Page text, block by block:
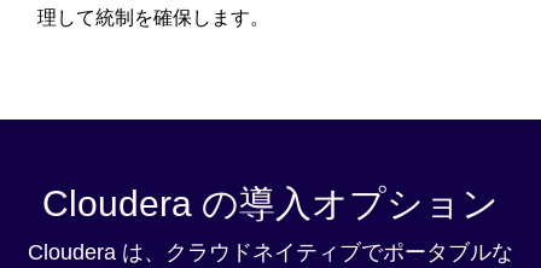
理して統制を確保します。
Cloudera の導入オプション
Cloudera は、クラウドネイティブでポータブルな